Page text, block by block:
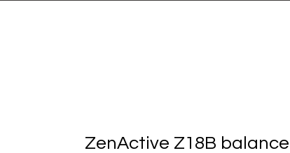
ZenActive Z18B balance